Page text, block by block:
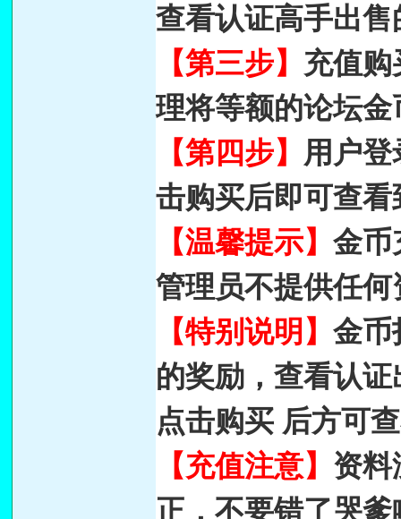
查看认证高手出
【第三步】 充值
理将等额的论坛
【第四步】 用户
击购买后即可查
【温馨提示】 金币
管理员不提供任
【特别说明】 金币
的奖励，查看认
点击购买 后方可
【充值注意】 资料
正，不要错了哭